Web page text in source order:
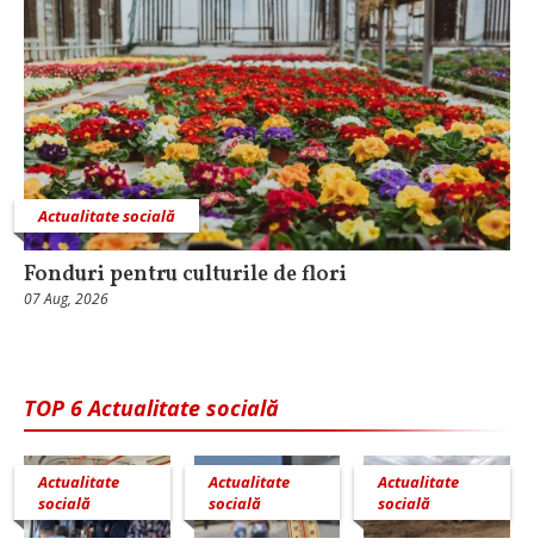
Actualitate socială
Fonduri pentru culturile de flori
07 Aug, 2026
TOP 6 Actualitate socială
Actualitate
socială
Actualitate
socială
Actualitate
socială